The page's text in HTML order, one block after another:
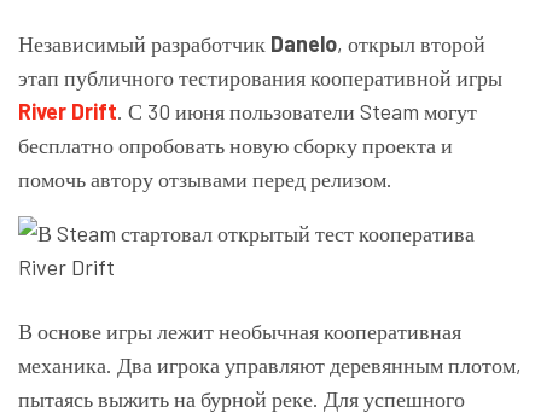
Независимый разработчик Danelo, открыл второй
этап публичного тестирования кооперативной игры
River Drift. С 30 июня пользователи Steam могут
бесплатно опробовать новую сборку проекта и
помочь автору отзывами перед релизом.
В основе игры лежит необычная кооперативная
механика. Два игрока управляют деревянным плотом,
пытаясь выжить на бурной реке. Для успешного